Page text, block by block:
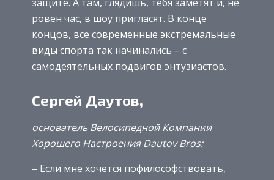
ровен час, в шоу пригласят. В конце
концов, все современные экстремальные
виды спорта так начинались – с
самодеятельных подвигов энтузиастов.
Сергей Даутов,
основатель Велосипедной Компании
Хорошего Наcтроения Dautov Bros:
– Если мне хочется пофилософствовать,